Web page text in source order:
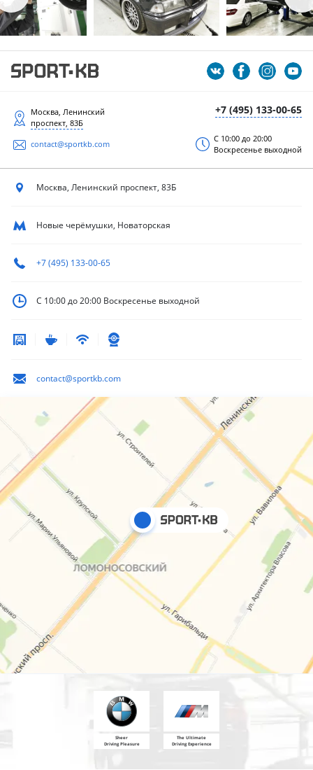
+7 (495) 133-00-65
Москва, Ленинский
проспект, 83Б
contact@sportkb.com
С 10:00 до 20:00
Воскресенье выходной
Москва, Ленинский проспект, 83Б
Новые черёмушки, Новаторская
+7 (495) 133-00-65
С 10:00 до 20:00 Воскресенье выходной
contact@sportkb.com
Sheer
Driving Pleasure
The Ultimate
Driving Experience